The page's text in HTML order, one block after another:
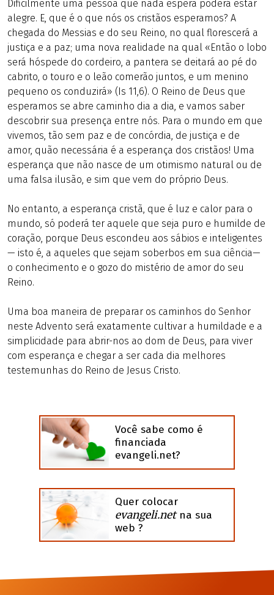
Dificilmente uma pessoa que nada espera poderá estar
alegre. E, que é o que nós os cristãos esperamos? A
chegada do Messias e do seu Reino, no qual florescerá a
justiça e a paz; uma nova realidade na qual «Então o lobo
será hóspede do cordeiro, a pantera se deitará ao pé do
cabrito, o touro e o leão comerão juntos, e um menino
pequeno os conduzirá» (Is 11,6). O Reino de Deus que
esperamos se abre caminho dia a dia, e vamos saber
descobrir sua presença entre nós. Para o mundo em que
vivemos, tão sem paz e de concórdia, de justiça e de
amor, quão necessária é a esperança dos cristãos! Uma
esperança que não nasce de um otimismo natural ou de
uma falsa ilusão, e sim que vem do próprio Deus.
No entanto, a esperança cristã, que é luz e calor para o
mundo, só poderá ter aquele que seja puro e humilde de
coração, porque Deus escondeu aos sábios e inteligentes
— isto é, a aqueles que sejam soberbos em sua ciência—
o conhecimento e o gozo do mistério de amor do seu
Reino.
Uma boa maneira de preparar os caminhos do Senhor
neste Advento será exatamente cultivar a humildade e a
simplicidade para abrir-nos ao dom de Deus, para viver
com esperança e chegar a ser cada dia melhores
testemunhas do Reino de Jesus Cristo.
Você sabe como é
financiada
evangeli.net?
Quer colocar
evangeli.netna sua
web ?